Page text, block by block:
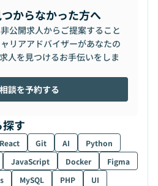
からなかった方へ
公開求人からご提案すること
リアアドバイザーがあなたの
人を見つけるお手伝いをしま
談を予約する
す
React Git AI
Python
JavaScript Docker
Figma
MySQL PHP
UI